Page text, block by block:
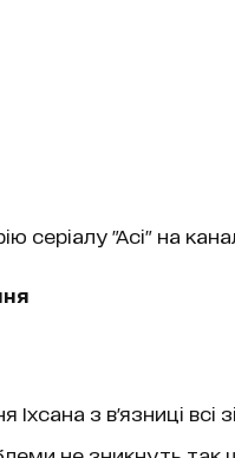
серіалу "Асі" на
Іхсана з в'язниці